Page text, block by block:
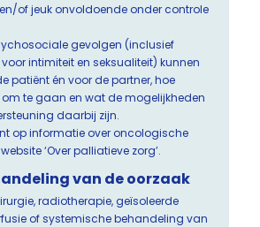
of jeuk onvoldoende onder controle
gevolgen (inclusief
intimiteit en seksualiteit) kunnen
patiënt én voor de partner, hoe
te gaan en wat de mogelijkheden
daarbij zijn.
op informatie over oncologische
‘Over palliatieve zorg’.
van de oorzaak
radiotherapie, geïsoleerde
of systemische behandeling van